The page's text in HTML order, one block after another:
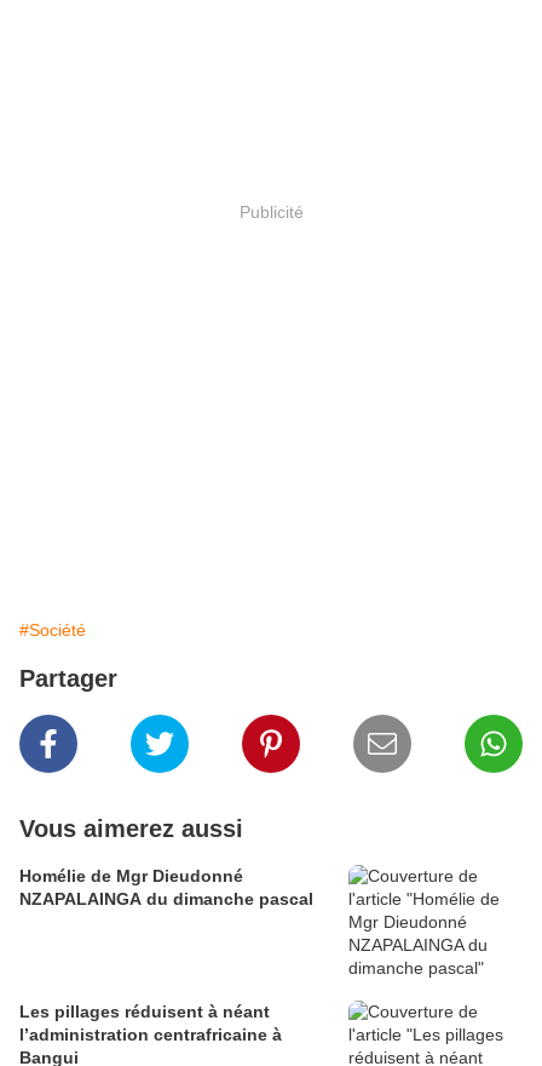
Publicité
#Société
Partager
Vous aimerez aussi
Homélie de Mgr Dieudonné
NZAPALAINGA du dimanche pascal
Les pillages réduisent à néant
l’administration centrafricaine à
Bangui